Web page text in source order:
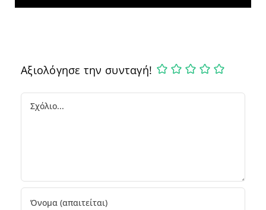
Αξιολόγησε την συνταγή!
Comment